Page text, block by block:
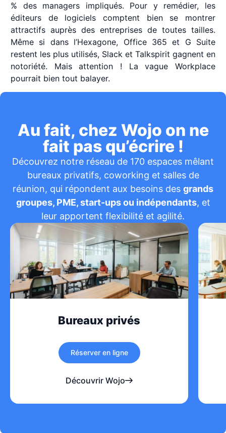
% des managers impliqués. Pour y remédier, les
éditeurs de logiciels comptent bien se montrer
attractifs auprès des entreprises de toutes tailles.
Même si dans l’Hexagone, Office 365 et G Suite
restent les plus utilisés, Slack et Talkspirit gagnent en
notoriété. Mais attention ! La vague Workplace
pourrait bien tout balayer.
Au fait, chez Wojo on ne
fait pas qu’écrire !
Découvrez notre réseau de 170 espaces mêlant
bureaux privatifs, coworking et salles de
réunion, qui répondent aux besoins des grands
groupes, PME, start-ups ou indépendants, et
leur apportent flexibilité et agilité.
Bureaux privés
Réserver en ligne
Découvrir Wojo